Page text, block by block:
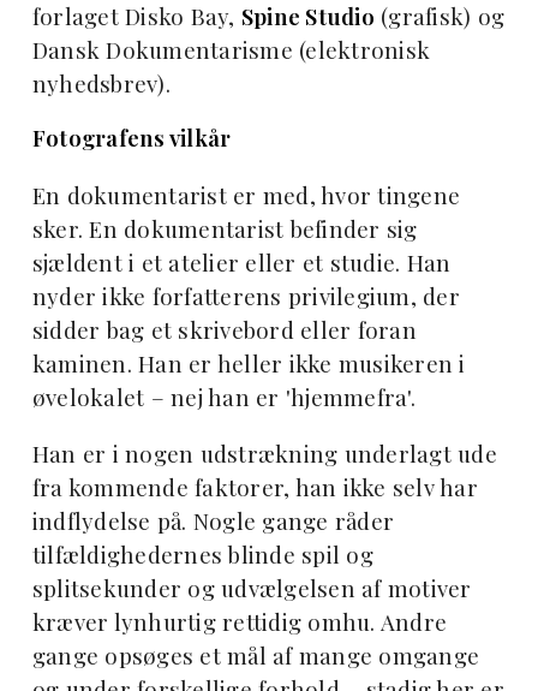
forlaget Disko Bay, Spine Studio (grafisk) og
Dansk Dokumentarisme (elektronisk
nyhedsbrev).
Fotografens vilkår
En dokumentarist er med, hvor tingene
sker. En dokumentarist befinder sig
sjældent i et atelier eller et studie. Han
nyder ikke forfatterens privilegium, der
sidder bag et skrivebord eller foran
kaminen. Han er heller ikke musikeren i
øvelokalet – nej han er 'hjemmefra'.
Han er i nogen udstrækning underlagt ude
fra kommende faktorer, han ikke selv har
indflydelse på. Nogle gange råder
tilfældighedernes blinde spil og
splitsekunder og udvælgelsen af motiver
kræver lynhurtig rettidig omhu. Andre
gange opsøges et mål af mange omgange